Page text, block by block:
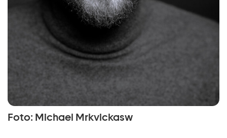
Foto: Michael Mrkvickasw